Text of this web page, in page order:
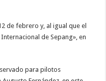
de febrero y, al igual que el
de Sepang», en
para pilotos